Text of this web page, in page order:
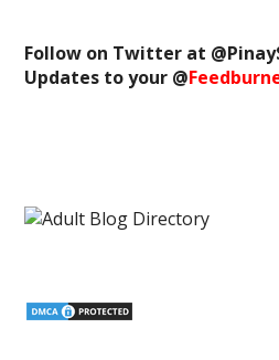
Follow on Twitter at @
Updates to your @